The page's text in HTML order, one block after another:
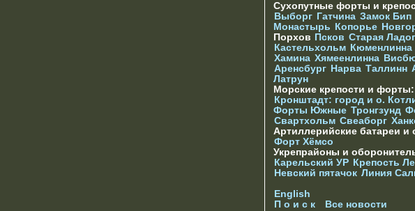
Сухопутные форты и
Выборг Гатчина Замок Бип
Монастырь
Копорье
Порхов Псков Старая
Кастельхольм Кюменлинна
Хамина Хямеенлинна
Аренсбург Нарва Таллинн
Латрун
Морские крепости и форты:
Кронштадт: город и о.
Форты Южные Тронгзунд
Свартхольм Свеаборг
Артиллерийские батареи и
Форт Хёмсо
Укрепрайоны и
Карельский УР Крепость
Невский пятачок Линия
English
П о и с к
Все новости